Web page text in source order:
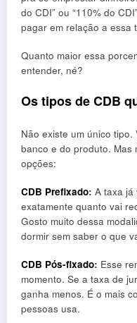
do CDI” ou “110% do
pagar em relação a essa
Quanto maior essa
entender, né?
Os tipos de CDB
Não existe um único
banco e do produto. Mas
opções:
CDB Prefixado: A taxa já
exatamente quanto vai
Gosto muito dessa
dormir sem saber o que
CDB Pós-fixado: Esse
momento. Se a taxa de
ganha menos. É o mais
pessoas usa.